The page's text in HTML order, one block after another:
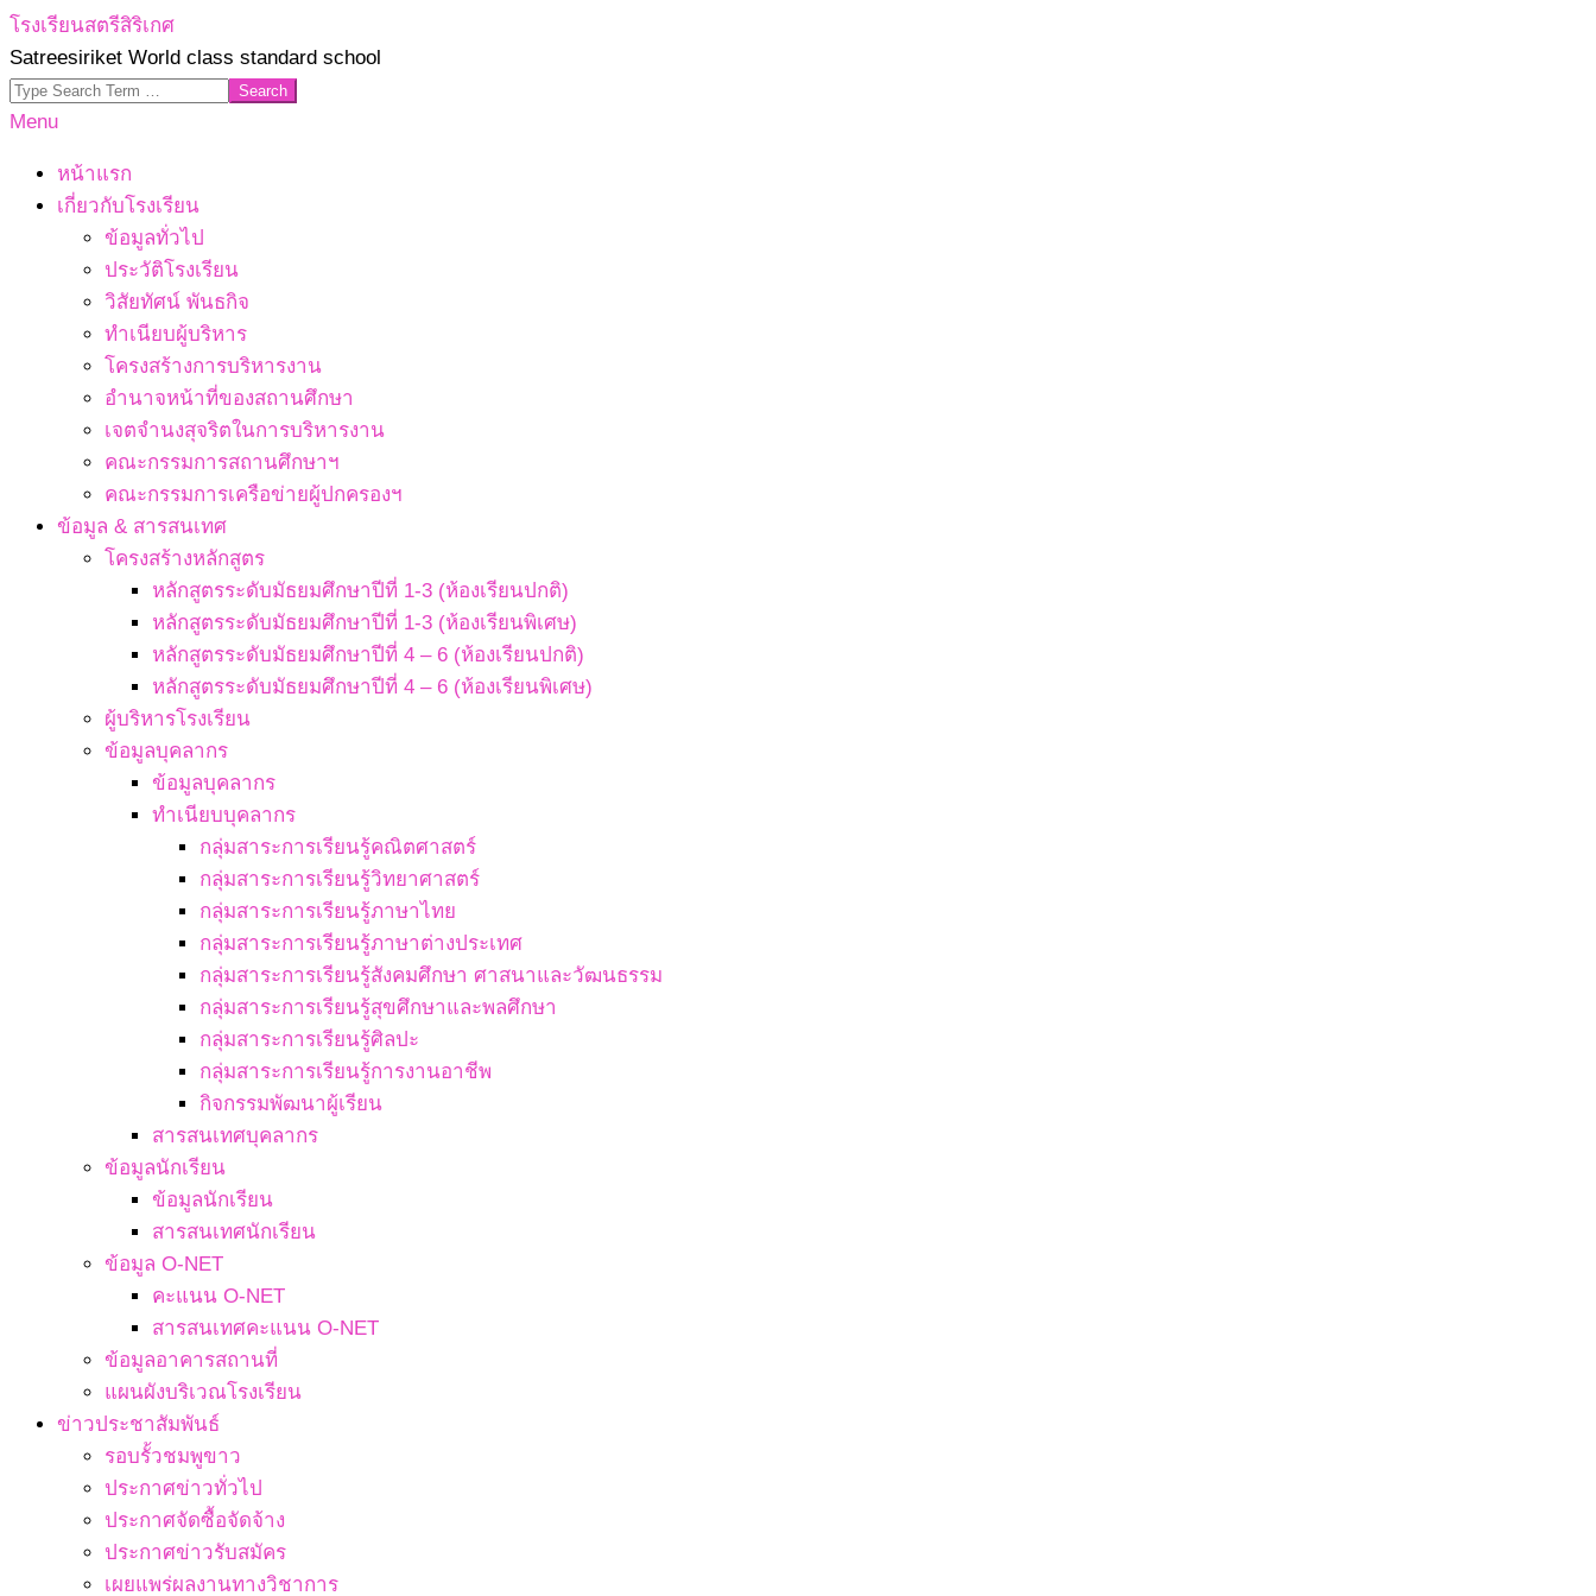
Skip
to
content
โรงเรียนสตรีสิริเกศ
Satreesiriket World class standard school
Search
Primary
Menu
Menu
หน้าแรก
เกี่ยวกับโรงเรียน
ข้อมูลทั่วไป
ประวัติโรงเรียน
วิสัยทัศน์ พันธกิจ
ทำเนียบผู้บริหาร
โครงสร้างการบริหารงาน
อำนาจหน้าที่ของสถานศึกษา
เจตจํานงสุจริตในการบริหารงาน
คณะกรรมการสถานศึกษาฯ
คณะกรรมการเครือข่ายผู้ปกครองฯ
ข้อมูล & สารสนเทศ
โครงสร้างหลักสูตร
หลักสูตรระดับมัธยมศึกษาปีที่ 1-3 (ห้องเรียนปกติ)
หลักสูตรระดับมัธยมศึกษาปีที่ 1-3 (ห้องเรียนพิเศษ)
หลักสูตรระดับมัธยมศึกษาปีที่ 4 – 6 (ห้องเรียนปกติ)
หลักสูตรระดับมัธยมศึกษาปีที่ 4 – 6 (ห้องเรียนพิเศษ)
ผู้บริหารโรงเรียน
ข้อมูลบุคลากร
ข้อมูลบุคลากร
ทำเนียบบุคลากร
กลุ่มสาระการเรียนรู้คณิตศาสตร์
กลุ่มสาระการเรียนรู้วิทยาศาสตร์
กลุ่มสาระการเรียนรู้ภาษาไทย
กลุ่มสาระการเรียนรู้ภาษาต่างประเทศ
กลุ่มสาระการเรียนรู้สังคมศึกษา ศาสนาและวัฒนธรรม
กลุ่มสาระการเรียนรู้สุขศึกษาและพลศึกษา
กลุ่มสาระการเรียนรู้ศิลปะ
กลุ่มสาระการเรียนรู้การงานอาชีพ
กิจกรรมพัฒนาผู้เรียน
สารสนเทศบุคลากร
ข้อมูลนักเรียน
ข้อมูลนักเรียน
สารสนเทศนักเรียน
ข้อมูล O-NET
คะแนน O-NET
สารสนเทศคะแนน O-NET
ข้อมูลอาคารสถานที่
แผนผังบริเวณโรงเรียน
ข่าวประชาสัมพันธ์
รอบรั้วชมพูขาว
ประกาศข่าวทั่วไป
ประกาศจัดซื้อจัดจ้าง
ประกาศข่าวรับสมัคร
เผยแพร่ผลงานทางวิชาการ